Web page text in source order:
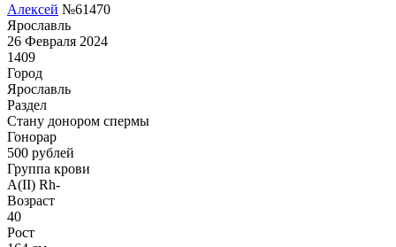
Алексей №61470
Ярославль
26 Февраля 2024
1409
Город
Ярославль
Раздел
Стану донором спермы
Гонoрар
500 рублей
Группа крови
A(II) Rh-
Возраст
40
Рост